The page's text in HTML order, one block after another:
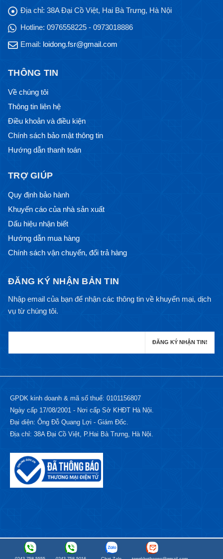
Địa chỉ: 38A Đại Cồ Việt, Hai Bà Trưng, Hà Nội
Hotline: 0976558225 - 0973018886
Email: loidong.fsr@gmail.com
THÔNG TIN
Về chúng tôi
Thông tin liên hệ
Điều khoản và điều kiện
Chính sách bảo mật thông tin
Hướng dẫn thanh toán
TRỢ GIÚP
Quy định bảo hành
Khuyến cáo của nhà sản xuất
Dấu hiệu nhận biết
Hướng dẫn mua hàng
Chính sách vận chuyển, đổi trả hàng
ĐĂNG KÝ NHẬN BẢN TIN
Nhập email của bạn để nhận các thông tin về khuyến mại, dịch
vụ từ chúng tôi.
GPDK kinh doanh & mã số thuế: 0101156807
Ngày cấp 17/08/2001 - Nơi cấp Sở KHĐT Hà Nội.
Đại diện: Ông Đỗ Quang Lợi - Giám Đốc.
Địa chỉ: 38A Đại Cồ Việt, P.Hai Bà Trưng, Hà Nội.